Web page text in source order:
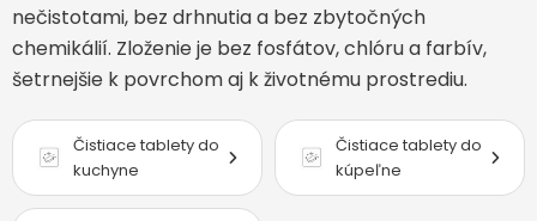
nečistotami, bez drhnutia a bez zbytočných
chemikálií. Zloženie je bez fosfátov, chlóru a farbív,
šetrnejšie k povrchom aj k životnému prostrediu.
Čistiace tablety do
kuchyne
Čistiace tablety do
kúpeľne